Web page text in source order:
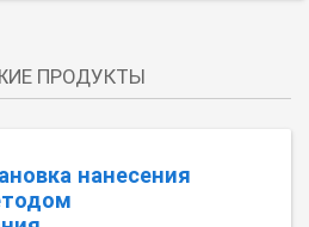
ПРОДУКТЫ
нанесения